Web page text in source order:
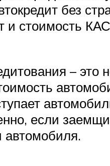
без
и стоимость
–
если
автомобиля.